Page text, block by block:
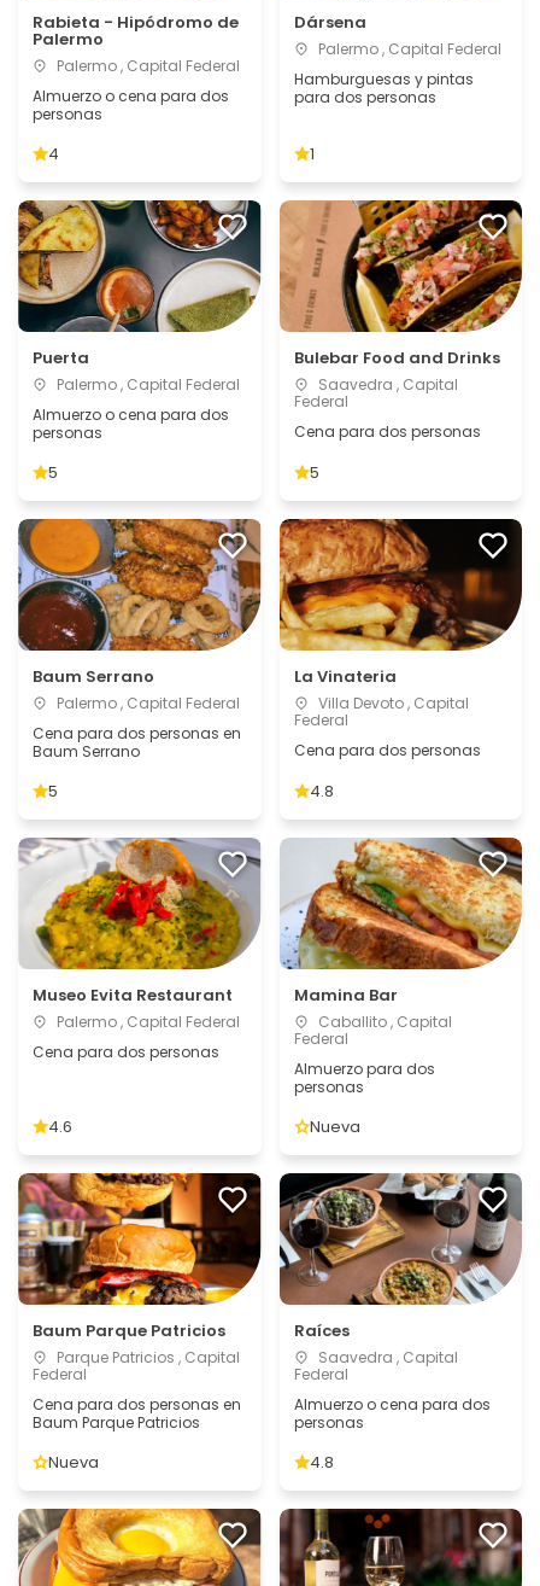
Rabieta - Hipódromo de
Palermo
Palermo , Capital Federal
Almuerzo o cena para dos
personas
4
Dársena
Palermo , Capital Federal
Hamburguesas y pintas
para dos personas
1
Puerta
Palermo , Capital Federal
Almuerzo o cena para dos
personas
5
Bulebar Food and Drinks
Saavedra , Capital
Federal
Cena para dos personas
5
Baum Serrano
Palermo , Capital Federal
Cena para dos personas en
Baum Serrano
5
La Vinateria
Villa Devoto , Capital
Federal
Cena para dos personas
4.8
Museo Evita Restaurant
Palermo , Capital Federal
Cena para dos personas
4.6
Mamina Bar
Caballito , Capital
Federal
Almuerzo para dos
personas
Nueva
Baum Parque Patricios
Parque Patricios , Capital
Federal
Cena para dos personas en
Baum Parque Patricios
Nueva
Raíces
Saavedra , Capital
Federal
Almuerzo o cena para dos
personas
4.8